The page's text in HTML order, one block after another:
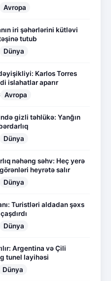
Avropa
iri şəhərlərini kütləvi
tutub
Dünya
Karlos Torres
islahatlar aparır
Avropa
gizli təhlükə: Yanğın
Dünya
nəhəng səhv: Heç yerə
heyrətə salır
Dünya
Turistləri aldadan şəxs
Dünya
Argentina və Çili
tunel layihəsi
Dünya